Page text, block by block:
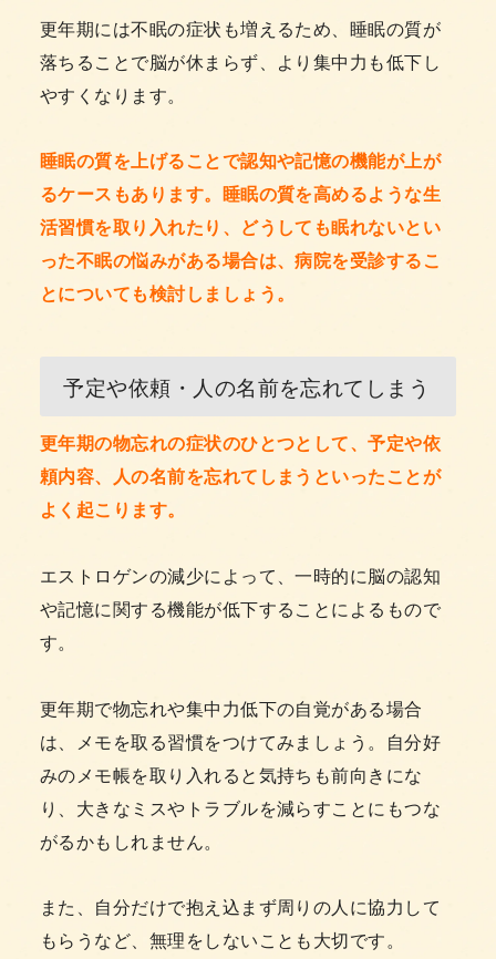
更年期には不眠の症状も増えるため、睡眠の質が
落ちることで脳が休まらず、より集中力も低下し
やすくなります。
睡眠の質を上げることで認知や記憶の機能が上が
るケースもあります。睡眠の質を高めるような生
活習慣を取り入れたり、どうしても眠れないとい
った不眠の悩みがある場合は、病院を受診するこ
とについても検討しましょう。
予定や依頼・人の名前を忘れてしまう
更年期の物忘れの症状のひとつとして、予定や依
頼内容、人の名前を忘れてしまうといったことが
よく起こります。
エストロゲンの減少によって、一時的に脳の認知
や記憶に関する機能が低下することによるもので
す。
更年期で物忘れや集中力低下の自覚がある場合
は、メモを取る習慣をつけてみましょう。自分好
みのメモ帳を取り入れると気持ちも前向きにな
り、大きなミスやトラブルを減らすことにもつな
がるかもしれません。
また、自分だけで抱え込まず周りの人に協力して
もらうなど、無理をしないことも大切です。